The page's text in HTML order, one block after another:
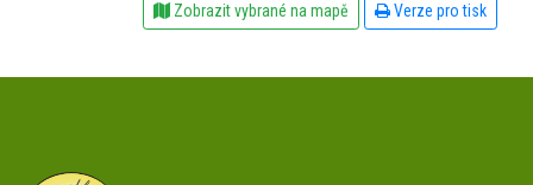
Zobrazit vybrané na mapě Verze pro tisk